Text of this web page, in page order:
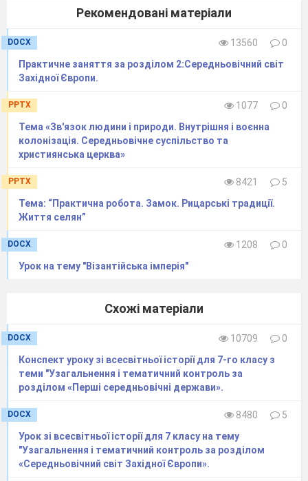
Рекомендовані матеріали
DOCX 13560
0
Практичне заняття за розділом 2:Середньовічний світ
Західної Європи.
PPTX 1077
0
Тема «Зв'язок людини і природи. Внутрішня і воєнна
колонізація. Середньовічне суспільство та
християнська церква»
PPTX 8421
5
Тема: “Практична робота. Замок. Рицарські традиції.
Життя селян”
DOCX 1208
0
Урок на тему "Візантійська імперія"
Схожі матеріали
DOCX 10709
0
Конспект уроку зі всесвітньої історії для 7-го класу з
теми "Узагальнення і тематичний контроль за
розділом «Перші середньовічні держави».
DOCX 8480
5
Урок зі всесвітньої історії для 7 класу на тему
"Узагальнення і тематичний контроль за розділом
«Середньовічний світ Західної Європи».